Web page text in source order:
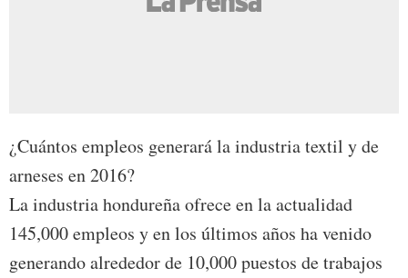
¿Cuántos empleos generará la industria textil y de
arneses en 2016?
La industria hondureña ofrece en la actualidad
145,000 empleos y en los últimos años ha venido
generando alrededor de 10,000 puestos de trabajos